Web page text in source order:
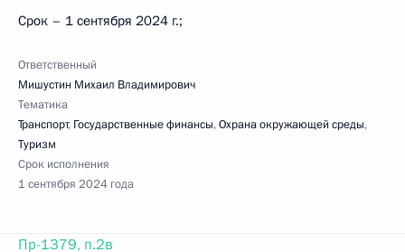
Срок – 1 сентября 2024 г.;
Ответственный
Мишустин Михаил Владимирович
Тематика
Транспорт, Государственные финансы,Охрана окружающей среды,
Туризм
Срок исполнения
1 сентября 2024 года
Пр-1379, п.2в